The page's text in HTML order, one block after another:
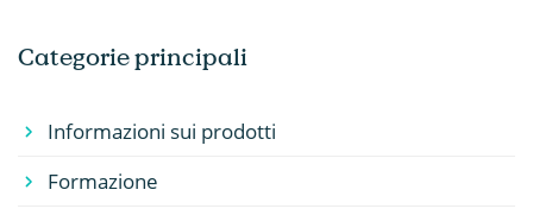
Categorie principali
Informazioni sui prodotti
Formazione